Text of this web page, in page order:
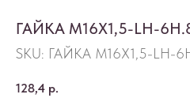
ГАЙКА М16Х1,5-LН-
SKU: ГАЙКА М16Х1,5-LН-
128,4 р.